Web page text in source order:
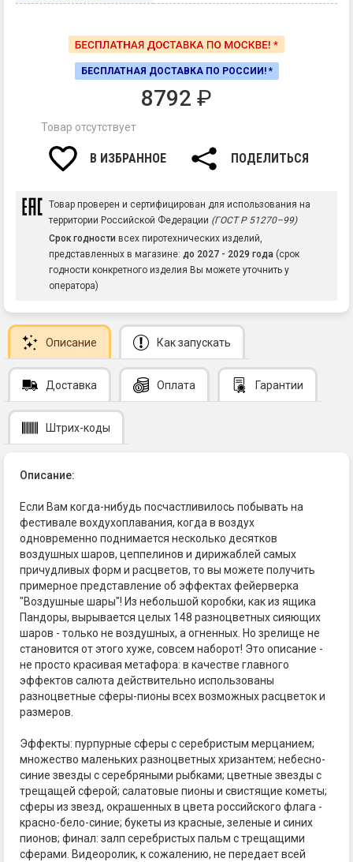
БЕСПЛАТНАЯ ДОСТАВКА ПО РОССИИ! *
8792 ₽
Товар отсутствует
В ИЗБРАННОЕ ПОДЕЛИТЬСЯ
Товар проверен и сертифицирован для использования на
территории Российской Федерации (ГОСТ Р 51270–99)
Срок годности всех пиротехнических изделий,
представленных в магазине: до 2027 - 2029 года (срок
годности конкретного изделия Вы можете уточнить у
оператора)
Описание Как запускать
Доставка Оплата Гарантии
Штрих-коды
Описание:
Если Вам когда-нибудь посчастливилось побывать на
фестивале вохдухоплавания, когда в воздух
одновременно поднимается несколько десятков
воздушных шаров, цеппелинов и дирижаблей самых
причудливых форм и расцветов, то вы можете получить
примерное представление об эффектах фейерверка
"Воздушные шары"! Из небольшой коробки, как из ящика
Пандоры, вырывается целых 148 разноцветных сияющих
шаров - только не воздушных, а огненных. Но зрелище не
становится от этого хуже, совсем наборот! Это описание -
не просто красивая метафора: в качестве главного
эффектов салюта действительно использованы
разноцветные сферы-пионы всех возможных расцветок и
размеров.
Эффекты: пурпурные сферы с серебристым мерцанием;
множество маленьких разноцветных хризантем; небесно-
синие звезды с серебряными рыбками; цветные звезды с
трещащей сферой; салатовые пионы и свистящие кометы;
сферы из звезд, окрашенных в цвета российского флага -
красно-бело-синие; букеты из красные, зеленые и синих
пионов; финал: залп серебристых пальм с трещащими
сферами. Видеоролик, к сожалению, не передает всей